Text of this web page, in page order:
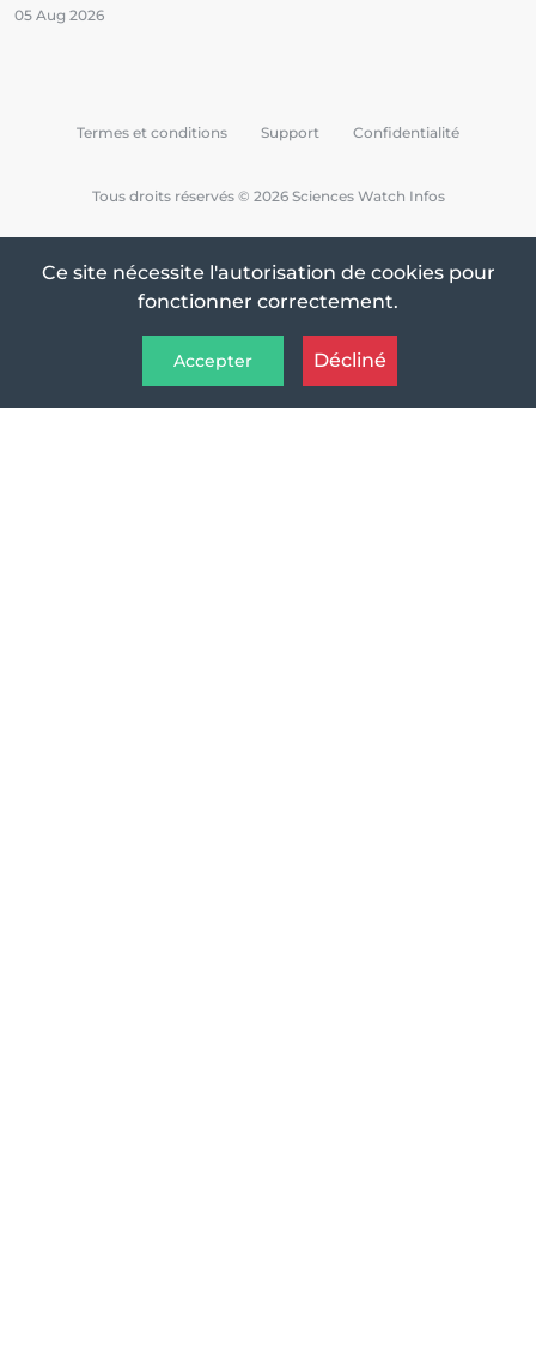
05 Aug 2026
Tous droits réservés © 2026 Sciences Watch Infos
Termes et conditions Support Confidentialité
Ce site nécessite l'autorisation de cookies pour
fonctionner correctement.
Accepter Décliné